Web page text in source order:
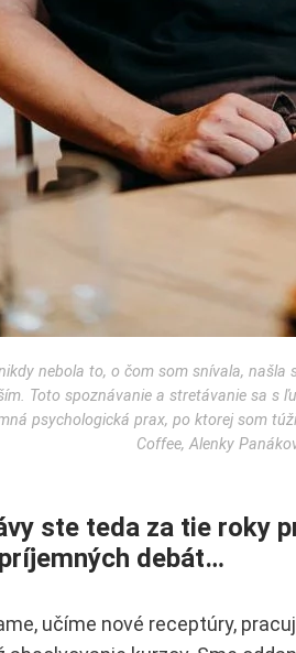
nebola to, o čom som snívala,
Toto spoznávanie a stretávanie sa s
psychologická prax, po ktorej som
Coffee, Alenky
ste teda za tie roky
debát…
učíme nové receptúry,